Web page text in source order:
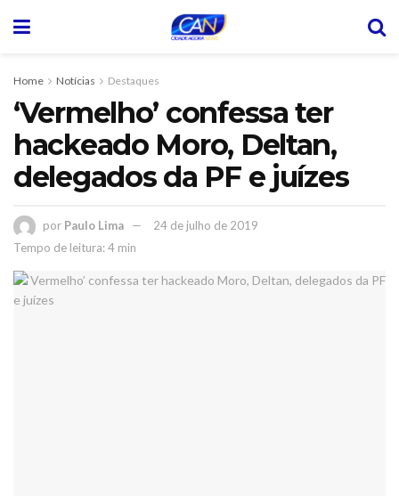
Home Notícias Destaques
‘Vermelho’ confessa ter
hackeado Moro, Deltan,
delegados da PF e juízes
por Paulo Lima
24 de julho de 2019
Tempo de leitura: 4 min